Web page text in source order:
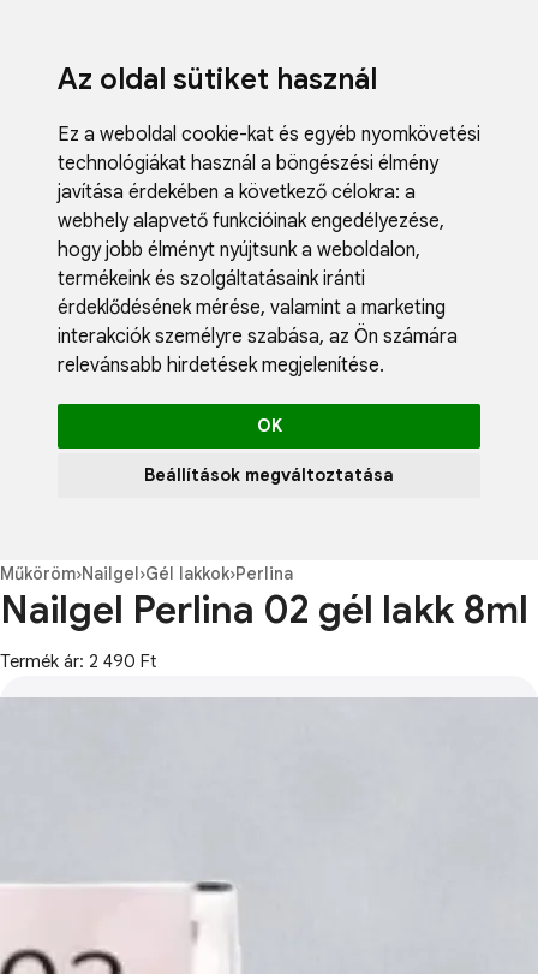
Az oldal sütiket használ
Ez a weboldal cookie-kat és egyéb nyomkövetési
technológiákat használ a böngészési élmény
javítása érdekében a következő célokra: a
webhely alapvető funkcióinak engedélyezése,
hogy jobb élményt nyújtsunk a weboldalon,
termékeink és szolgáltatásaink iránti
érdeklődésének mérése, valamint a marketing
interakciók személyre szabása, az Ön számára
relevánsabb hirdetések megjelenítése.
OK
Beállítások megváltoztatása
Blog
Műköröm›Nailgel›Gél lakkok›Perlina
Nailgel Perlina 02 gél lakk 8ml
Termék ár: 2 490 Ft